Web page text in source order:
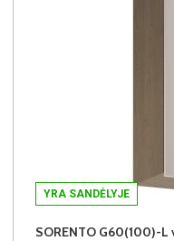
YRA SANDĖLYJE